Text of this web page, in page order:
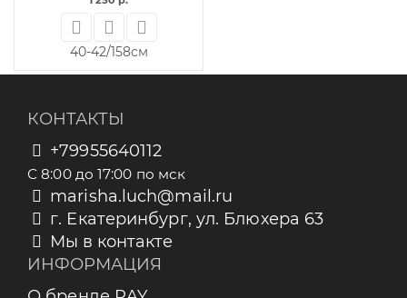
40-42/158см
КОНТАКТЫ
+79955640112
С 8:00 до 17:00 по мск
marisha.luch@mail.ru
г. Екатеринбург, ул. Блюхера 63
Мы в контакте
ИНФОРМАЦИЯ